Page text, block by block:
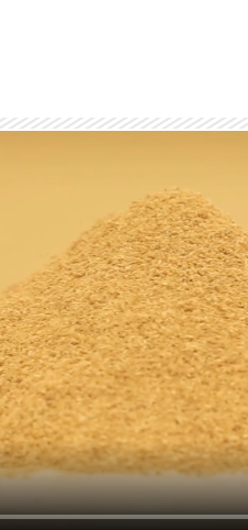
parfumés, soit entiers, en poudre ou
APPRENDRE ENCORE PLUS